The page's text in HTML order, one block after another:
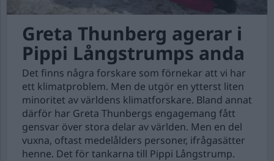
Greta Thunberg agerar i
Pippi Långstrumps anda
Det finns några forskare som förnekar att vi har
ett klimatproblem. Men de utgör en ytterst liten
minoritet av världens klimatforskare. Bland annat
därför har Greta Thunbergs engagemang fått
gensvar över stora delar av världen. Men en del
vuxna, oftast medelålders personer, ifrågasätter
henne. Det för tankarna till Pippi Långstrump.